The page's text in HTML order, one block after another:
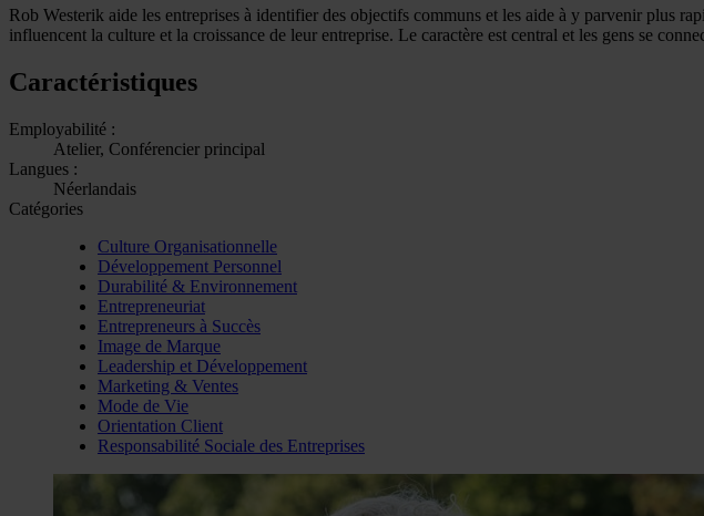
Rob Westerik aide les entreprises à identifier des objectifs communs et les aide à y parvenir plus
influencent la culture et la croissance de leur entreprise. Le caractère est central et les gens se
Caractéristiques
Employabilité :
Atelier, Conférencier principal
Langues :
Néerlandais
Catégories
Culture Organisationnelle
Développement Personnel
Durabilité & Environnement
Entrepreneuriat
Entrepreneurs à Succès
Image de Marque
Leadership et Développement
Marketing & Ventes
Mode de Vie
Orientation Client
Responsabilité Sociale des Entreprises